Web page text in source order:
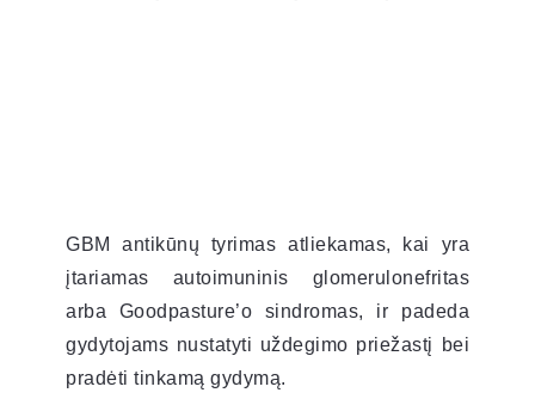
GBM antikūnų tyrimas atliekamas, kai yra
įtariamas autoimuninis glomerulonefritas
arba Goodpasture’o sindromas, ir padeda
gydytojams nustatyti uždegimo priežastį bei
pradėti tinkamą gydymą.